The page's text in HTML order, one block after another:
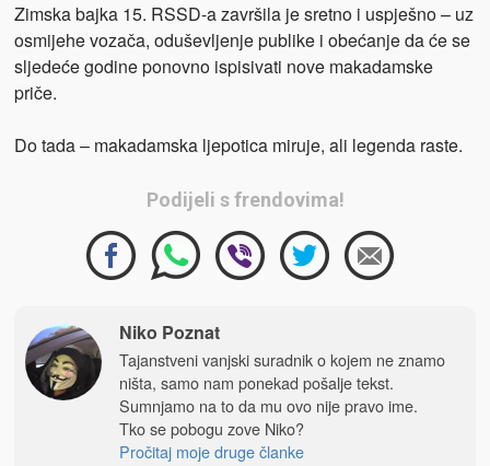
Zimska bajka 15. RSSD-a završila je sretno i uspješno – uz
osmijehe vozača, oduševljenje publike i obećanje da će se
sljedeće godine ponovno ispisivati nove makadamske
priče.
Do tada – makadamska ljepotica miruje, ali legenda raste.
Podijeli s frendovima!
Niko Poznat
Tajanstveni vanjski suradnik o kojem ne znamo
ništa, samo nam ponekad pošalje tekst.
Sumnjamo na to da mu ovo nije pravo ime.
Tko se pobogu zove Niko?
Pročitaj moje druge članke